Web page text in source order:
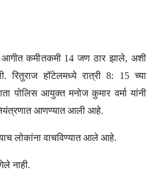
कमीतकमी 14 जण ठार झाले, अशी
रितुराज हॉटेलमध्ये रात्री 8: 15 च्या
पोलिस आयुक्त मनोज कुमार वर्मा यांनी
आणण्यात आली आहे.
लोकांना वाचविण्यात आले आहे.
नाही.